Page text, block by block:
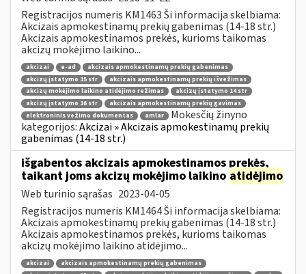
Registracijos numeris KM1463 Ši informacija skelbiama:
Akcizais apmokestinamų prekių gabenimas (14-18 str.)
Akcizais apmokestinamos prekės, kurioms taikomas
akcizų mokėjimo laikino...
akcizai e-ad
akcizais apmokestinamų prekių gabenimas
akcizų įstatymo 15 str
akcizais apmokestinamų prekių išvežimas
akcizų mokėjimo laikino atidėjimo režimas
akcizų įstatymo 14 str
akcizų įstatymo 16 str
akcizais apmokestinamų prekių gavimas
elektroninis vežimo dokumentas
amlar
Mokesčių žinyno
kategorijos:Akcizai » Akcizais apmokestinamų prekių
gabenimas (14-18 str.)
išgabentos akcizais apmokestinamos prekės,
taikant joms akcizų mokėjimo laikino atidėjimo
Web turinio sąrašas 2023-04-05
Registracijos numeris KM1464 Ši informacija skelbiama:
Akcizais apmokestinamų prekių gabenimas (14-18 str.)
Akcizais apmokestinamos prekės, kurioms taikomas
akcizų mokėjimo laikino atidėjimo...
akcizai
akcizais apmokestinamų prekių gabenimas